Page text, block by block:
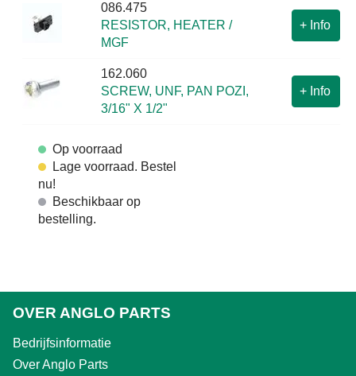
086.475
RESISTOR, HEATER /
MGF
+ Info
162.060
SCREW, UNF, PAN POZI,
3/16" X 1/2"
+ Info
Op voorraad
Lage voorraad. Bestel
nu!
Beschikbaar op
bestelling.
OVER ANGLO PARTS
Bedrijfsinformatie
Over Anglo Parts